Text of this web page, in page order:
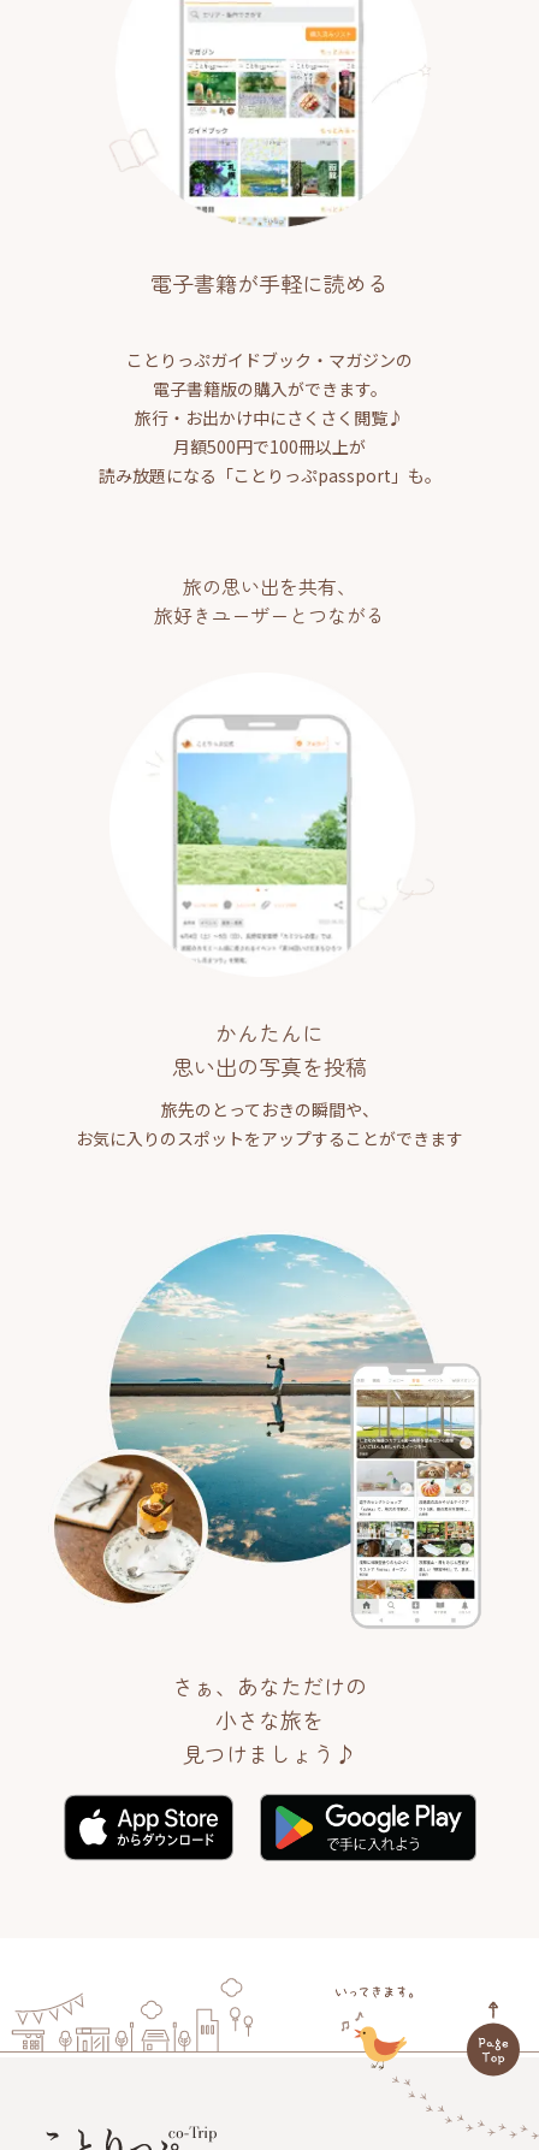
電子書籍が手軽に読める
ことりっぷガイドブック・マガジンの
電子書籍版の購入ができます。
旅行・お出かけ中にさくさく閲覧♪
月額500円で100冊以上が
読み放題になる「ことりっぷpassport」も。
旅の思い出を共有、
旅好きユーザーとつながる
かんたんに
思い出の写真を投稿
旅先のとっておきの瞬間や、
お気に入りのスポットをアップすることができます
さぁ、あなただけの
小さな旅を
見つけましょう♪